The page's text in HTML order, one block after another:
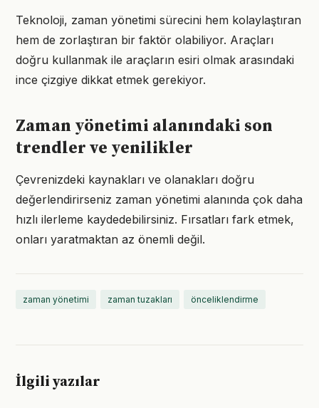
Teknoloji, zaman yönetimi sürecini hem kolaylaştıran
hem de zorlaştıran bir faktör olabiliyor. Araçları
doğru kullanmak ile araçların esiri olmak arasındaki
ince çizgiye dikkat etmek gerekiyor.
Zaman yönetimi alanındaki son
trendler ve yenilikler
Çevrenizdeki kaynakları ve olanakları doğru
değerlendirirseniz zaman yönetimi alanında çok daha
hızlı ilerleme kaydedebilirsiniz. Fırsatları fark etmek,
onları yaratmaktan az önemli değil.
zaman yönetimi zaman tuzakları önceliklendirme
İlgili yazılar